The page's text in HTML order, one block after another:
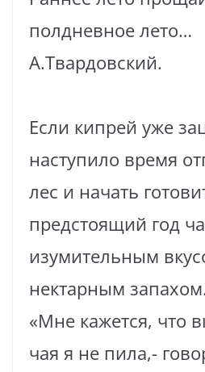
полдневное лето…
А.Твардовский.
Если кипрей уже
наступило время
лес и начать
предстоящий год
изумительным
нектарным
«Мне кажется, что
чая я не пила,-